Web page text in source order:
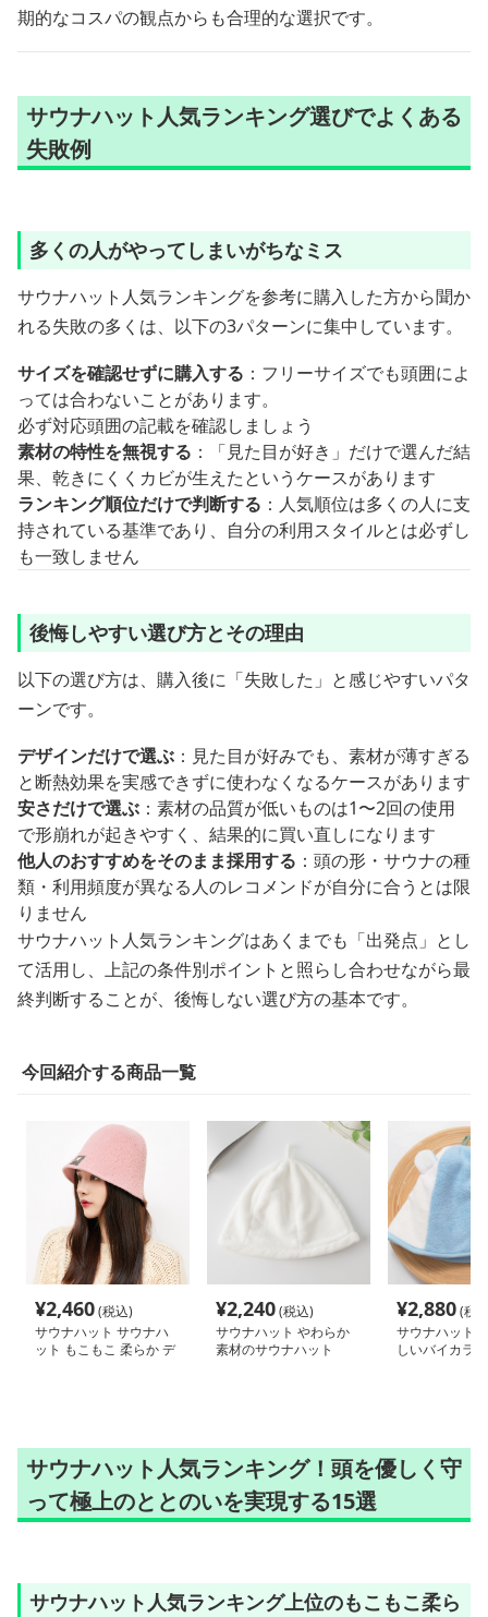
期的なコスパの観点からも合理的な選択です。
サウナハット人気ランキング選びでよくある
失敗例
多くの人がやってしまいがちなミス
サウナハット人気ランキングを参考に購入した方から聞か
れる失敗の多くは、以下の3パターンに集中しています。
サイズを確認せずに購入する ：フリーサイズでも頭囲によ
っては合わないことがあります。
必ず対応頭囲の記載を確認しましょう
素材の特性を無視する ：「見た目が好き」だけで選んだ結
果、乾きにくくカビが生えたというケースがあります
ランキング順位だけで判断する ：人気順位は多くの人に支
持されている基準であり、自分の利用スタイルとは必ずし
も一致しません
後悔しやすい選び方とその理由
以下の選び方は、購入後に「失敗した」と感じやすいパタ
ーンです。
デザインだけで選ぶ ：見た目が好みでも、素材が薄すぎる
と断熱効果を実感できずに使わなくなるケースがあります
安さだけで選ぶ ：素材の品質が低いものは1〜2回の使用
で形崩れが起きやすく、結果的に買い直しになります
他人のおすすめをそのまま採用する ：頭の形・サウナの種
類・利用頻度が異なる人のレコメンドが自分に合うとは限
りません
サウナハット人気ランキングはあくまでも「出発点」とし
て活用し、上記の条件別ポイントと照らし合わせながら最
終判断することが、後悔しない選び方の基本です。
今回紹介する商品一覧
¥2,460(税込)
サウナハット サウナハ
ット もこもこ 柔らか デ
¥2,240(税込)
サウナハット やわらか
素材のサウナハット
¥2,880(税
サウナハット
しいバイカラ
サウナハット人気ランキング！頭を優しく守
って極上のととのいを実現する15選
サウナハット人気ランキング上位のもこもこ柔ら